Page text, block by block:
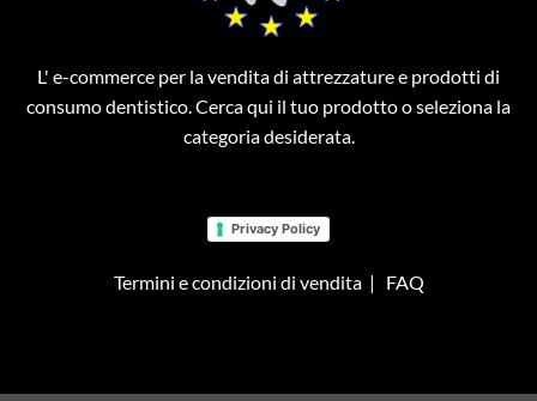
L' e-commerce per la vendita di attrezzature e prodotti di
consumo dentistico. Cerca qui il tuo prodotto o seleziona la
categoria desiderata.
Privacy Policy
Termini e condizioni di vendita| FAQ